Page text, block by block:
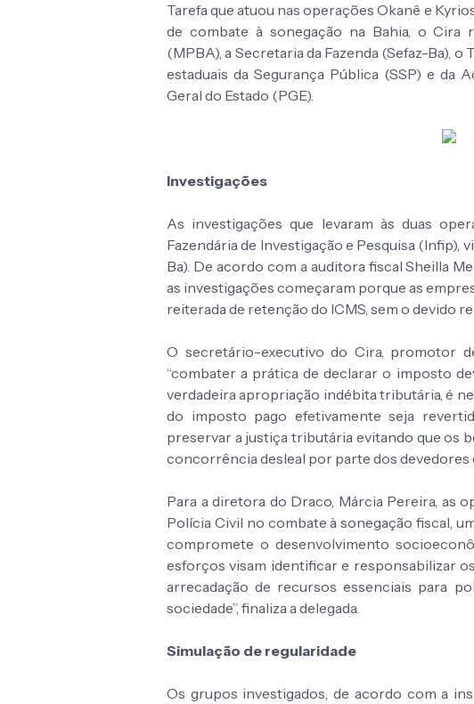
Tarefa que atuou nas operações Okanê e
de combate à sonegação na Bahia, o
(MPBA), a Secretaria da Fazenda (Sefaz-Ba),
estaduais da Segurança Pública (SSP) e da
Geral do Estado (PGE).
Investigações
As investigações que levaram às duas
Fazendária de Investigação e Pesquisa (Infip),
Ba). De acordo com a auditora fiscal Sheilla
as investigações começaram porque as
reiterada de retenção do ICMS, sem o devido
O secretário-executivo do Cira, promotor
“combater a prática de declarar o imposto
verdadeira apropriação indébita tributária, é
do imposto pago efetivamente seja
preservar a justiça tributária evitando que os
concorrência desleal por parte dos devedores
Para a diretora do Draco, Márcia Pereira, as
Polícia Civil no combate à sonegação fiscal,
compromete o desenvolvimento
esforços visam identificar e responsabilizar
arrecadação de recursos essenciais para
sociedade”, finaliza a delegada.
Simulação de regularidade
Os grupos investigados, de acordo com a